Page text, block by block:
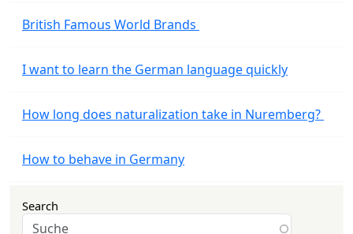
British Famous World Brands
I want to learn the German language quickly
How long does naturalization take in Nuremberg?
How to behave in Germany
Search